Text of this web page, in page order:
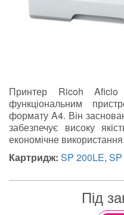
Принтер Ricoh
функціональним
формату A4. Він
забезпечує високу
економічне використання.
Картридж: SP 200LE,
Під